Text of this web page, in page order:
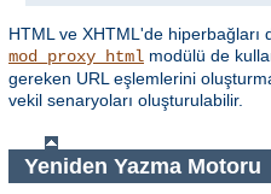
HTML ve XHTML'de
mod_proxy_html modülü de
gereken URL eşlemlerini
vekil senaryoları oluşturulabilir.
Yeniden Yazma Motoru